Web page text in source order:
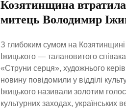
Козятинщина втратила
митець Володимир
З глибоким сумом на
Іжицького — талановитого
«Струни серця», художнього
новину повідомили у відділі
Іжицького називали золотим
культурних заходах, українських